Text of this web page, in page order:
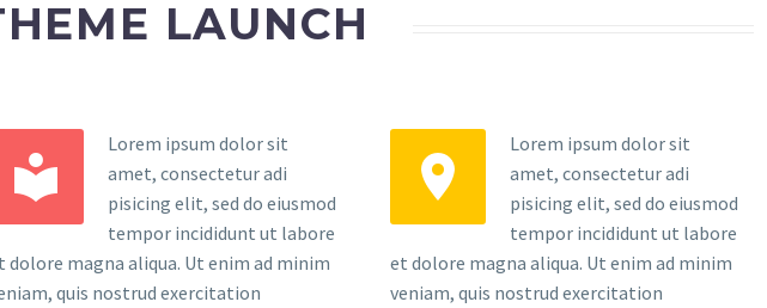
LAUNCH


Lorem ipsum dolor sit
amet, consectetur adi
pisicing elit, sed do eiusmod
tempor incididunt ut labore
dolore magna aliqua. Ut enim ad minim
quis nostrud exercitation


Lorem ipsum dolor sit
amet, consectetur adi
pisicing elit, sed do eiusmod
tempor incididunt ut labore
et dolore magna aliqua. Ut enim ad minim
veniam, quis nostrud exercitation